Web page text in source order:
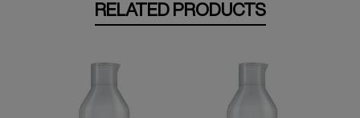
RELATED PRODUCTS